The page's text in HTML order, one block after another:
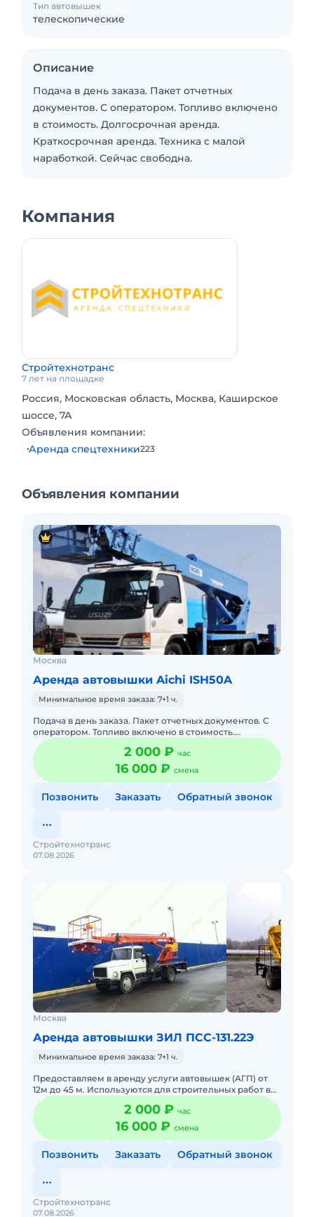
Тип автовышек
телескопические
Описание
Подача в день заказа. Пакет отчетных
документов. С оператором. Топливо включено
в стоимость. Долгосрочная аренда.
Краткосрочная аренда. Техника с малой
наработкой. Сейчас свободна.
Компания
Стройтехнотранс
7 лет на площадке
Россия, Московская область, Москва, Каширское
шоссе, 7А
Объявления компании:
Аренда спецтехники223
Объявления компании
Москва
Аренда автовышки Aichi ISH50A
Минимальное время заказа: 7+1 ч.
Подача в день заказа. Пакет отчетных документов. С
оператором. Топливо включено в стоимость.
Долгосрочная аренда. Краткосрочная аренда. Техника
с малой наработк
2 000 ₽ час
16 000 ₽ смена
Позвонить Заказать Обратный звонок
07.08.2026
Стройтехнотранс
Москва
Аренда автовышки ЗИЛ ПСС-131.22Э
Минимальное время заказа: 7+1 ч.
Предоставляем в аренду услуги автовышек (АГП) от
12м до 45 м. Используются для строительных работ в
условиях плотной городской застройки так же в
удаленных насе
2 000 ₽ час
16 000 ₽ смена
Позвонить Заказать Обратный звонок
07.08.2026
Стройтехнотранс